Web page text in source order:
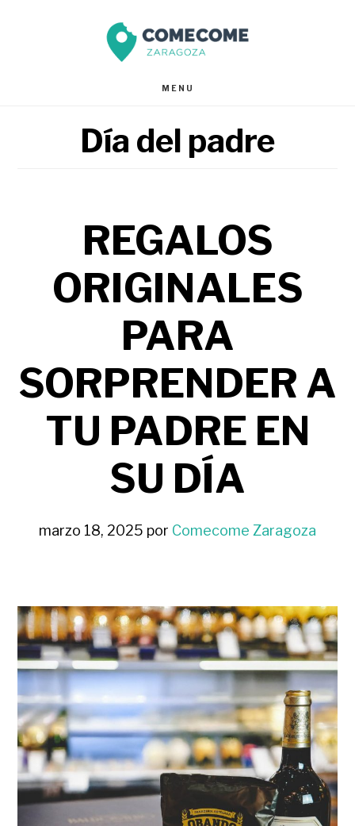
MENU
Día del padre
REGALOS
ORIGINALES
PARA
SORPRENDER A
TU PADRE EN
SU DÍA
marzo 18, 2025 por Comecome Zaragoza